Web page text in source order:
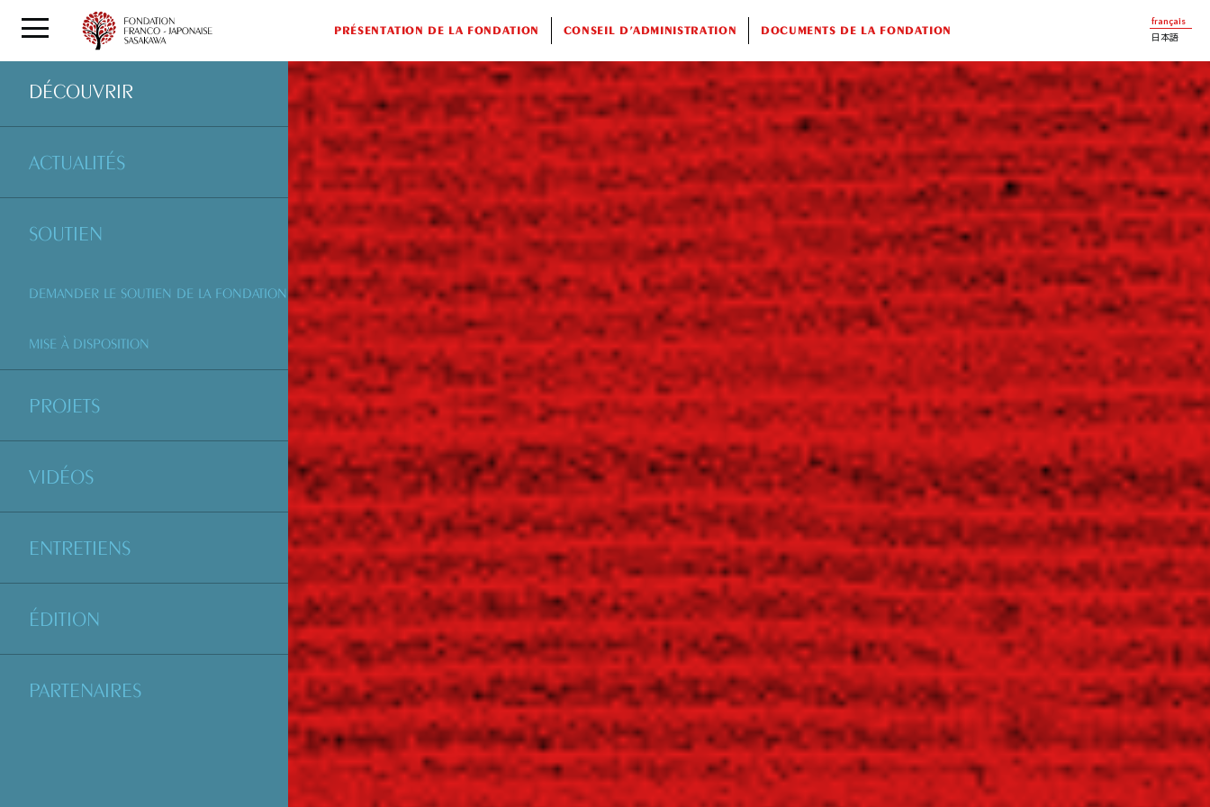
PRÉSENTATION DE LA FONDATION CONSEIL D’ADMINISTRATION DOCUMENTS DE LA FONDATION
français
日本語
DÉCOUVRIR
ACTUALITÉS
SOUTIEN
DEMANDER LE SOUTIEN DE LA FONDATION
MISE À DISPOSITION
PROJETS
VIDÉOS
ENTRETIENS
ÉDITION
PARTENAIRES